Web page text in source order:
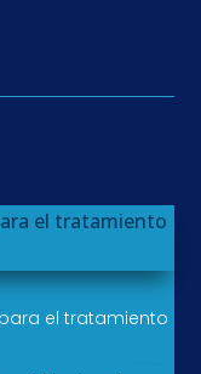
el tratamiento